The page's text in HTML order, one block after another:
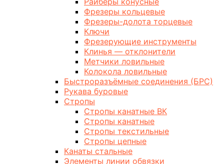
Фрезеры кольцевые
Фрезеры-долота торцевые
Ключи
Фрезерующие инструменты
Клинья — отклонители
Метчики ловильные
Колокола ловильные
Быстроразъёмные соединения (БРС)
Рукава буровые
Стропы
Стропы канатные ВК
Стропы канатные
Стропы текстильные
Стропы цепные
Канаты стальные
Элементы линии обвязки